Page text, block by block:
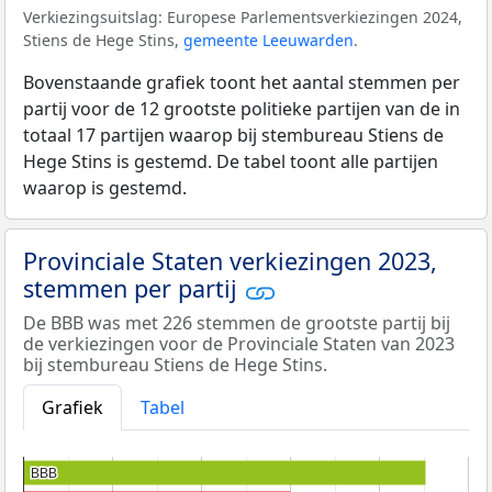
Verkiezingsuitslag: Europese Parlementsverkiezingen 2024,
Stiens de Hege Stins, gemeente Leeuwarden.
Bovenstaande grafiek toont het aantal stemmen per
partij voor de 12 grootste politieke partijen van de in
totaal 17 partijen waarop bij stembureau Stiens de
Hege Stins is gestemd. De tabel toont alle partijen
waarop is gestemd.
Provinciale Staten verkiezingen 2023,
stemmen per partij
De BBB was met 226 stemmen de grootste partij bij
de verkiezingen voor de Provinciale Staten van 2023
bij stembureau Stiens de Hege Stins.
Grafiek
Tabel
BBB
BBB